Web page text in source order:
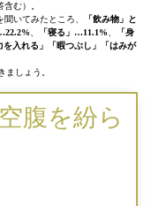
む）。
聞いてみたところ、
「飲み物」と
、 「寝る」…11.1%、
「身
を入れる」「暇つぶし」「はみが
ましょう。
腹を紛ら